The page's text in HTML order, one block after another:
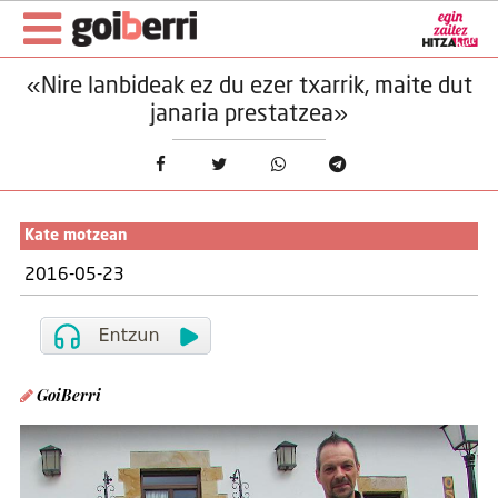
«Nire lanbideak ez du ezer txarrik, maite dut
janaria prestatzea»
Kate motzean
2016-05-23
GoiBerri